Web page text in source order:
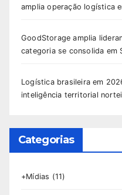
amplia operação logística
GoodStorage amplia
categoria se consolida em
Logística brasileira em
inteligência territorial
Categorias
+Mídias (11)